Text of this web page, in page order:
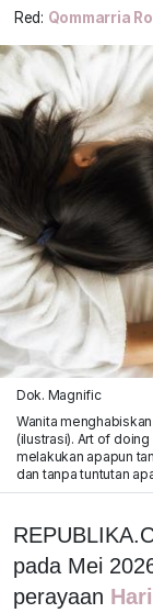
Red: Qommarria
Dok. Magnific
Wanita
(ilustrasi). Art of
melakukan apapun
dan tanpa tuntutan
pada Mei
perayaan